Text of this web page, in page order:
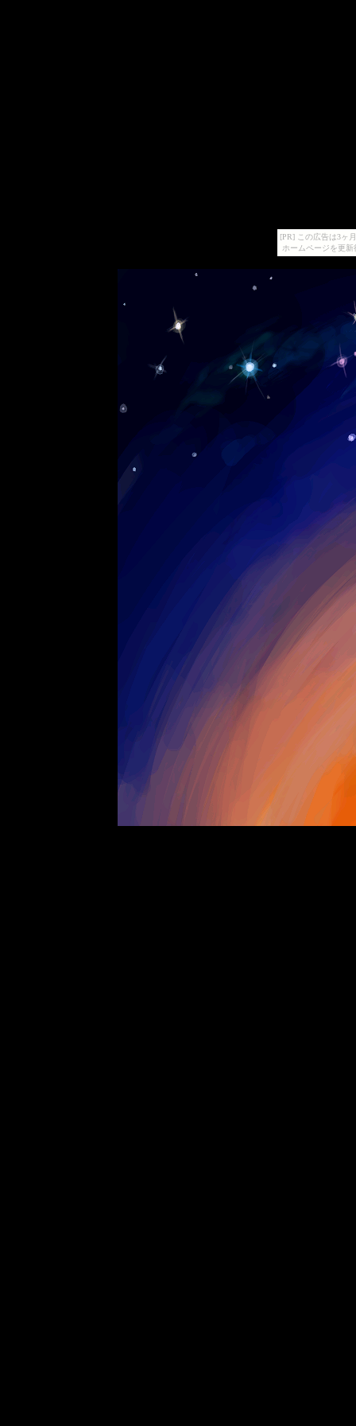
[PR] この広告は3ヶ
ホームページを更